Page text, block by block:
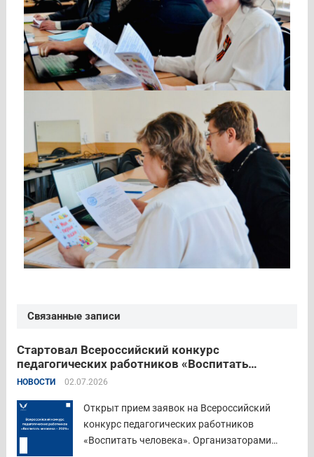
Связанные записи
Стартовал Всероссийский конкурс
педагогических работников «Воспитать
человека – 2026»
НОВОСТИ 02.07.2026
Открыт прием заявок на Всероссийский
конкурс педагогических работников
«Воспитать человека». Организаторами